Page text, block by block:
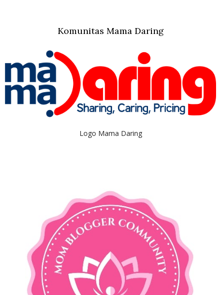
Komunitas Mama Daring
Logo Mama Daring